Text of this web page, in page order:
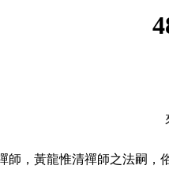
黃龍惟清禪師之法嗣，